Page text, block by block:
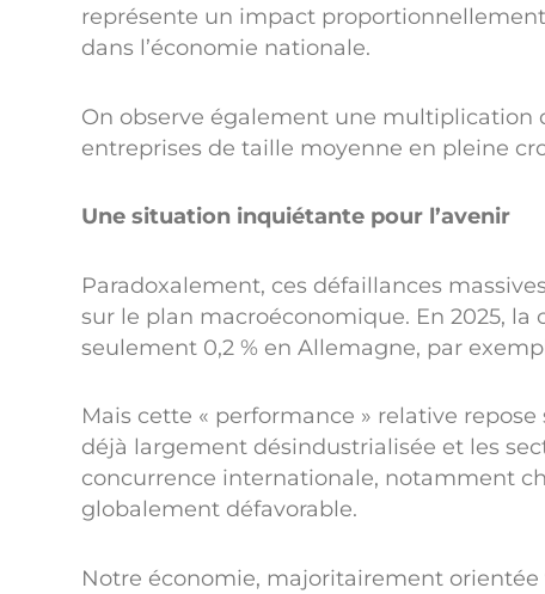
représente un impact
dans l’économie nationale.
On observe également une multiplication
entreprises de taille moyenne en pleine
Une situation inquiétante pour l’avenir
Paradoxalement, ces défaillances
sur le plan macroéconomique. En 2025, la
seulement 0,2 % en Allemagne, par
Mais cette « performance » relative
déjà largement désindustrialisée et les
concurrence internationale, notamment
globalement défavorable.
Notre économie, majoritairement orientée